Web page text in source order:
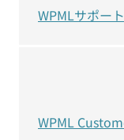
WPMLサポー
WPML